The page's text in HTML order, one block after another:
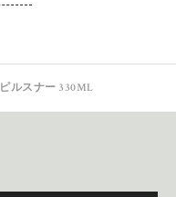
ルスナー 330ML